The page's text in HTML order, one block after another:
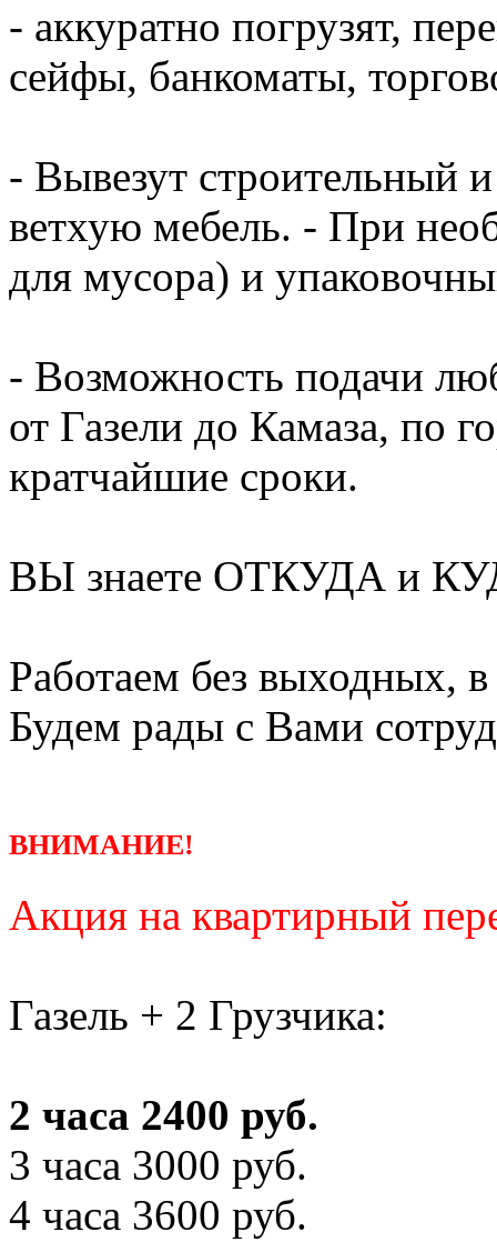
- аккуратно погрузят,
сейфы, банкоматы,
- Вывезут строительный
ветхую мебель. - При
для мусора) и
- Возможность подачи
от Газели до Камаза, по
кратчайшие сроки.
ВЫ знаете ОТКУДА и
Работаем без выходных,
Будем рады с Вами
ВНИМАНИЕ!
Акция на квартирный
Газель + 2 Грузчика:
2 часа 2400 руб.
3 часа 3000 руб.
4 часа 3600 руб.